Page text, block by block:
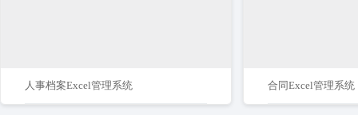
人事档案Excel管理系统 合同Excel管理系统